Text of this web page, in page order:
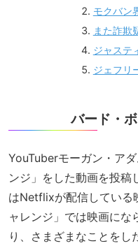
モクバン
また詐欺
ジャステ
ジェフリ
バード・
YouTuberモーガン・ア
ンジ」をした動画を投稿
はNetflixが配信している
ャレンジ」では映画にな
り、さまざまなことを